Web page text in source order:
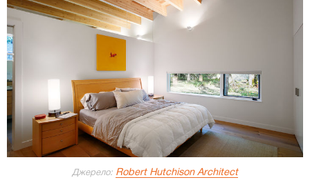
Джерело: Robert Hutchison Architect